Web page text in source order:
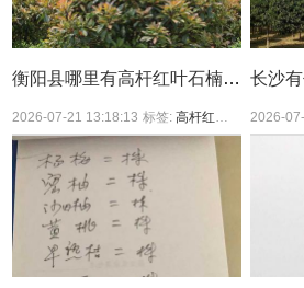
衡阳县哪里有高杆红叶石楠买？
2026-07-21 13:18:13 标签:高杆红叶石楠
长沙
2026-